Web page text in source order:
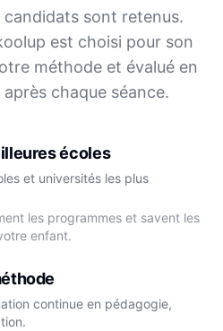
candidats sont retenus.
est choisi pour son
méthode et évalué en
chaque séance.
écoles
et universités les plus
les programmes et savent les
enfant.
continue en pédagogie,